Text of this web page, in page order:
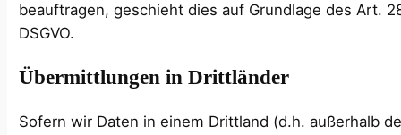
beauftragen, geschieht dies auf Grundlage des Art.
DSGVO.
Übermittlungen in Drittländer
Sofern wir Daten in einem Drittland (d.h. außerhalb